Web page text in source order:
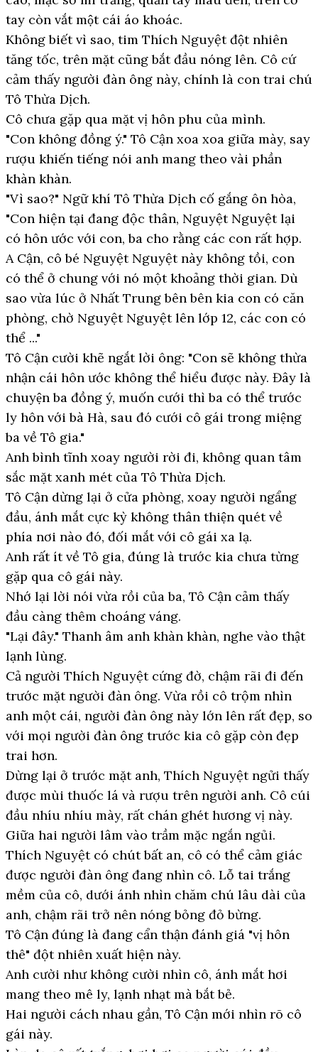
tay còn vắt một cái áo khoác.
Không biết vì sao, tim Thích Nguyệt đột nhiên
tăng tốc, trên mặt cũng bắt đầu nóng lên. Cô cứ
cảm thấy người đàn ông này, chính là con trai chú
Tô Thừa Dịch.
Cô chưa gặp qua mặt vị hôn phu của mình.
"Con không đồng ý." Tô Cận xoa xoa giữa mày, say
rượu khiến tiếng nói anh mang theo vài phần
khàn khàn.
"Vì sao?" Ngữ khí Tô Thừa Dịch cố gắng ôn hòa,
"Con hiện tại đang độc thân, Nguyệt Nguyệt lại
có hôn ước với con, ba cho rằng các con rất hợp.
A Cận, cô bé Nguyệt Nguyệt này không tồi, con
có thể ở chung với nó một khoảng thời gian. Dù
sao vừa lúc ở Nhất Trung bên bên kia con có căn
phòng, chờ Nguyệt Nguyệt lên lớp 12, các con có
thể ..."
Tô Cận cười khẽ ngắt lời ông: "Con sẽ không thừa
nhận cái hôn ước không thể hiểu được này. Đây là
chuyện ba đồng ý, muốn cưới thì ba có thể trước
ly hôn với bà Hà, sau đó cưới cô gái trong miệng
ba về Tô gia."
Anh bình tĩnh xoay người rời đi, không quan tâm
sắc mặt xanh mét của Tô Thừa Dịch.
Tô Cận dừng lại ở cửa phòng, xoay người ngẩng
đầu, ánh mắt cực kỳ không thân thiện quét về
phía nơi nào đó, đối mắt với cô gái xa lạ.
Anh rất ít về Tô gia, đúng là trước kia chưa từng
gặp qua cô gái này.
Nhớ lại lời nói vừa rồi của ba, Tô Cận cảm thấy
đầu càng thêm choáng váng.
"Lại đây." Thanh âm anh khàn khàn, nghe vào thật
lạnh lùng.
Cả người Thích Nguyệt cứng đờ, chậm rãi đi đến
trước mặt người đàn ông. Vừa rồi cô trộm nhìn
anh một cái, người đàn ông này lớn lên rất đẹp, so
với mọi người đàn ông trước kia cô gặp còn đẹp
trai hơn.
Dừng lại ở trước mặt anh, Thích Nguyệt ngửi thấy
được mùi thuốc lá và rượu trên người anh. Cô cúi
đầu nhíu nhíu mày, rất chán ghét hương vị này.
Giữa hai người lâm vào trầm mặc ngắn ngủi.
Thích Nguyệt có chút bất an, cô có thể cảm giác
được người đàn ông đang nhìn cô. Lỗ tai trắng
mềm của cô, dưới ánh nhìn chăm chú lâu dài của
anh, chậm rãi trở nên nóng bỏng đỏ bừng.
Tô Cận đúng là đang cẩn thận đánh giá "vị hôn
thê" đột nhiên xuất hiện này.
Anh cười như không cười nhìn cô, ánh mắt hơi
mang theo mê ly, lạnh nhạt mà bắt bẻ.
Hai người cách nhau gần, Tô Cận mới nhìn rõ cô
gái này.